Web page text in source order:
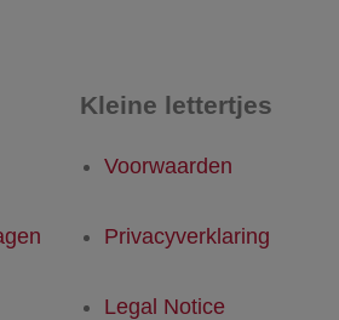
Kleine lettertjes
Voorwaarden
Privacyverklaring
Legal Notice